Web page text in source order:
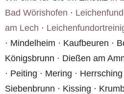
Bad Wörishofen ·
am Lech ·
· Mindelheim · Kaufbeuren ·
Königsbrunn · Dießen am
· Peiting · Mering ·
Siebenbrunn · Kissing ·